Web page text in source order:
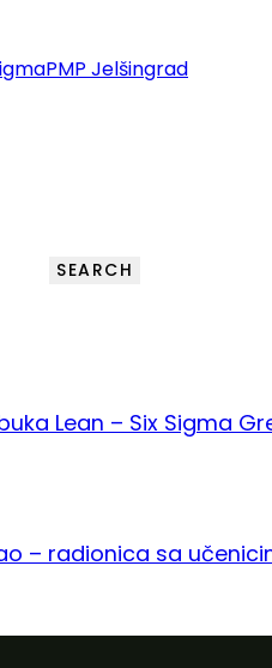
PMP Jelšingrad
Lean – Six Sigma
– radionica sa